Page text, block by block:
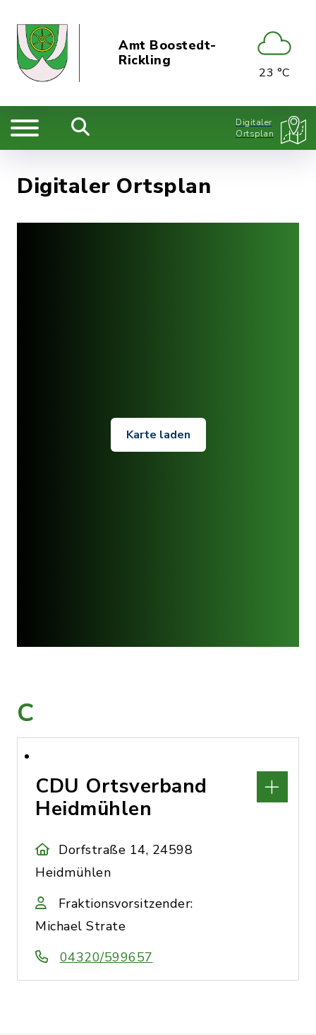
Amt Boostedt-
Rickling
23 °C
Digitaler
Ortsplan
Digitaler Ortsplan
Karte laden
C
CDU Ortsverband
Heidmühlen
Dorfstraße 14, 24598
Heidmühlen
Fraktionsvorsitzender:
Michael Strate
04320/599657